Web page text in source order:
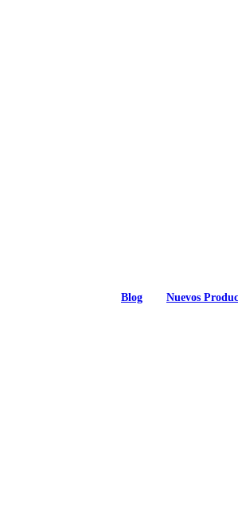
Blog Nuevos